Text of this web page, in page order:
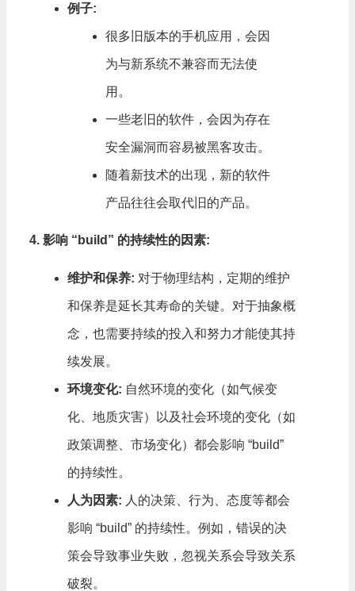
例子:
很多旧版本的手机应用，会因
为与新系统不兼容而无法使
用。
一些老旧的软件，会因为存在
安全漏洞而容易被黑客攻击。
随着新技术的出现，新的软件
产品往往会取代旧的产品。
4. 影响 “build” 的持续性的因素:
维护和保养: 对于物理结构，定期的维护
和保养是延长其寿命的关键。对于抽象概
念，也需要持续的投入和努力才能使其持
续发展。
环境变化: 自然环境的变化（如气候变
化、地质灾害）以及社会环境的变化（如
政策调整、市场变化）都会影响 “build”
的持续性。
人为因素: 人的决策、行为、态度等都会
影响 “build” 的持续性。例如，错误的决
策会导致事业失败，忽视关系会导致关系
破裂。